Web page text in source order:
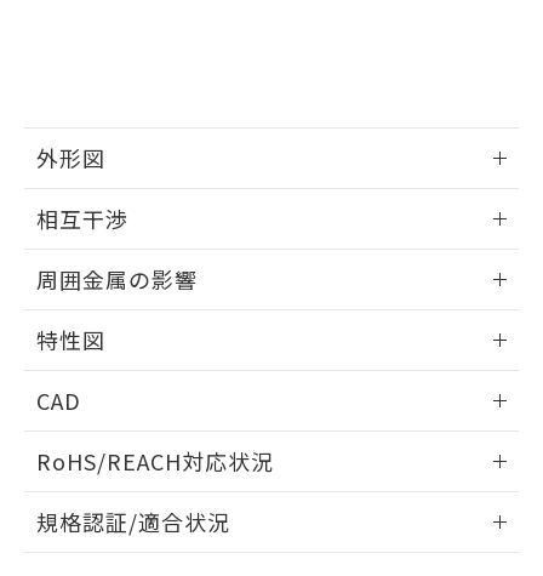
外形図
外形図
相互干渉
相互干渉
A: 20mm以上、B: 15mm以上
周囲金属の影響
周囲金属の影響
特性図
検出物体の大きさと材質による影響
CAD
ドすることができます。
ログイン/会員登録
RoHS/REACH対応状況
EU RoHS 注意事項・凡例
規格認証/適合状況
在庫状況および標準価格結果を当社の
マイパーツ機能（部品リスト作成サー
ビス）をご利用いただくには、I-Web
メンバーズにご登録されている必要が
お客様が当ウェブサイト上で当社にご
品・サービスに関するお客様との取
引・商談に必要な範囲で利用すること
をご了承ください。
※当社の共同利用者とは、
の共同利用に関して"
の「1.共同利
図的な使用がないことを確認しています。
※2 対応予定月
部品在庫の切り替え状況などにより、予定
月が前後することがあります。
下記の非含有証明書をダウンロードするこ
とができます。
EU RoHS指令（10物質）の非含有証明書
51物質の非含有証明書（当社基準）
※2 環境保護使用期限
「ｅ」：有害物質（10物質）のすべてが基
準値以下であることを示します。
「10」：通常の使用状況下において有害物
質が外部に漏えいし、環境に深刻な影響を
及ぼさない年数を意味します。
「－」：未確認です。当社販売部門へお問
い合わせください。
武器並びにこれらの製造装置等に一切
当社は、貴社製品を第三者に販売する
法に輸出するおそれがある場合は、取
り引きをいたしません。
合意する
いては、お客様のお取引先、ま
機器販売店・当社販売員にご確
空
白
受注生産機種、また在庫状況の
情報を公開していない機種